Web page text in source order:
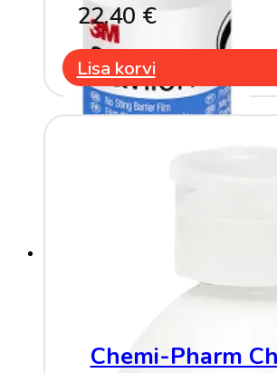
22.40 €
Lisa korvi
Chemi-Pharm